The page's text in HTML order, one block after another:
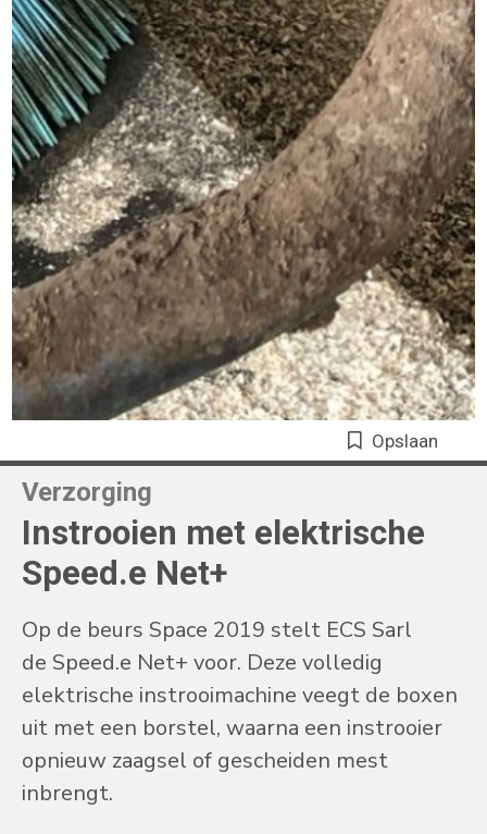
Opslaan
Verzorging
Instrooien met elektrische
Speed.e Net+
Op de beurs Space 2019 stelt ECS Sarl
de Speed.e Net+ voor. Deze volledig
elektrische instrooimachine veegt de boxen
uit met een borstel, waarna een instrooier
opnieuw zaagsel of gescheiden mest
inbrengt.